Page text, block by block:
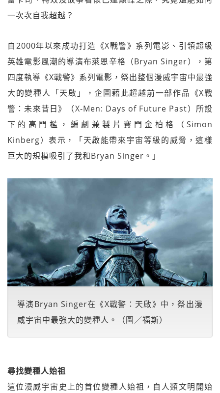
一次次自我超越？
自2000年以來成功打造《X戰警》系列電影、引領超級
英雄電影風潮的導演布萊恩辛格（Bryan Singer），第
四度執導《X戰警》系列電影，祭出整個漫威宇宙中最強
大的變種人「天啟」，企圖藉此超越前一部作品《X戰
警：未來昔日》（X-Men: Days of Future Past）所設
下的高門檻，編劇兼製片賽門金柏格（Simon
Kinberg）表示，「天啟能帶來宇宙等級的威脅，這樣
巨大的規模吸引了我和Bryan Singer。」
導演Bryan Singer在《X戰警：天啟》中，祭出漫
威宇宙中最強大的變種人。（圖／福斯）
尋找變種人始祖
這位漫威宇宙史上的首位變種人始祖，自人類文明開始